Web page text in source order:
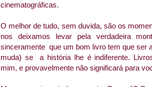
cinematográficas.
O melhor de tudo, sem duvida, são os
nos deixamos levar pela verdadeira
sinceramente que um bom livro tem que ser
muda) se a história lhe é indiferente.
mim, e provavelmente não significará para